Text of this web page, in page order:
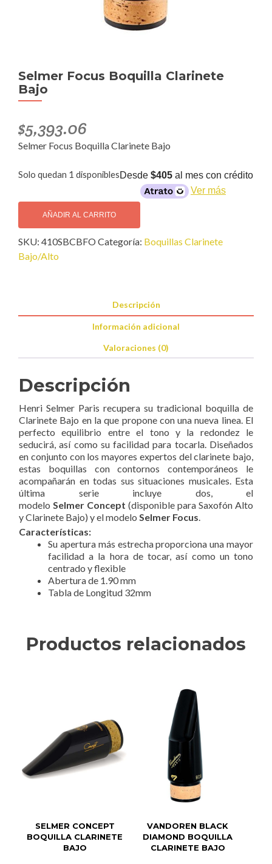
Selmer Focus Boquilla Clarinete
Bajo
$5,393.06
Selmer Focus Boquilla Clarinete Bajo
Solo quedan 1 disponibles
Selmer
Focus
Boquilla
Clarinete
Bajo
AÑADIR AL CARRITO
Desde $405 al mes con crédito
Ver más
SKU: 410SBCBFO Categoría: Boquillas Clarinete
Bajo/Alto
Descripción
Información adicional
Valoraciones (0)
Descripción
Henri Selmer Paris recupera su tradicional boquilla de
Clarinete Bajo en la que propone con una nueva linea. El
perfecto equilibrio entre el tono y la redondez le
seducirá, así como su facilidad para tocarla. Diseñados
en conjunto con los mayores expertos del clarinete bajo,
estas boquillas con contornos contemporáneos le
acompañarán en todas sus situaciones musicales. Esta
última serie incluye dos, el
modelo Selmer Concept (disponible para Saxofón Alto
y Clarinete Bajo) y el modelo Selmer Focus.
Características:
Su apertura más estrecha proporciona una mayor
facilidad a la hora de tocar, así como un tono
centrado y flexible
Abertura de 1.90 mm
Tabla de Longitud 32mm
Productos relacionados
SELMER CONCEPT
BOQUILLA CLARINETE
BAJO
VANDOREN BLACK
DIAMOND BOQUILLA
CLARINETE BAJO